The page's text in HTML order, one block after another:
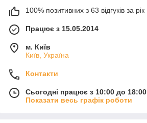
100% позитивних з 63 відгуків за рік
Працює з 15.05.2014
м. Київ
Київ, Україна
Контакти
Сьогодні працює з 10:00 до 18:00
Показати весь графік роботи